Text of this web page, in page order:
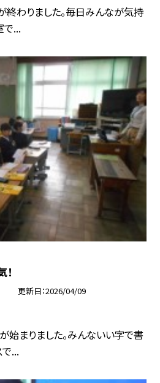
終わりました。毎日みんなが気持
で...
更新日 2026/04/09
始まりました。みんないい字で書
...